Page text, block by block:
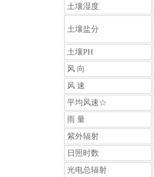
土壤湿度
土壤盐分
土壤PH
风 向
风 速
平均风速☆
雨 量
紫外辐射
日照时数
光电总辐射